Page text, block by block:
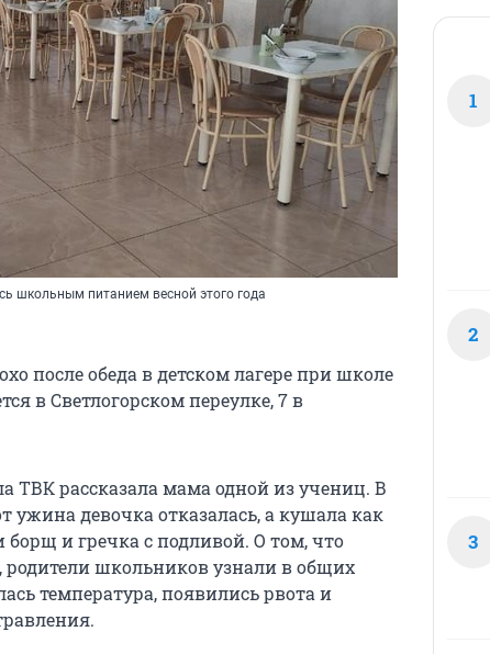
школьным питанием весной этого года
после обеда в детском лагере при школе
в Светлогорском переулке, 7 в
ТВК рассказала мама одной из учениц. В
ужина девочка отказалась, а кушала как
и гречка с подливой. О том, что
родители школьников узнали в общих
температура, появились рвота и
1
2
3